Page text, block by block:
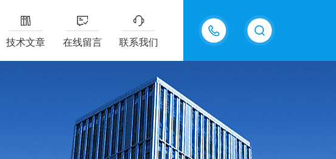
15618576711
技术文章 在线留言 联系我们